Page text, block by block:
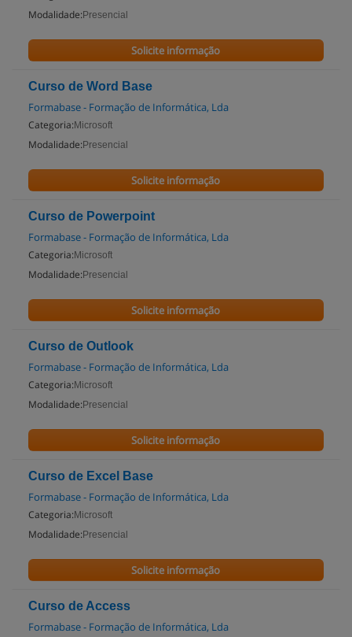
Modalidade: Presencial
Solicite informação
Curso de Word Base
Formabase - Formação de Informática, Lda
Categoria: Microsoft
Modalidade: Presencial
Solicite informação
Curso de Powerpoint
Formabase - Formação de Informática, Lda
Categoria: Microsoft
Modalidade: Presencial
Solicite informação
Curso de Outlook
Formabase - Formação de Informática, Lda
Categoria: Microsoft
Modalidade: Presencial
Solicite informação
Curso de Excel Base
Formabase - Formação de Informática, Lda
Categoria: Microsoft
Modalidade: Presencial
Solicite informação
Curso de Access
Formabase - Formação de Informática, Lda